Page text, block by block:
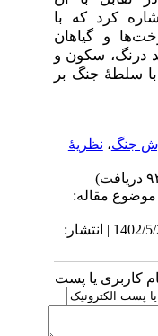
کرد که با
و گیاهان
درنگ، سکون و
سلطۀ جنگ بر
جنگ،نظریۀ
مقاله:
دریافت: 1401/8/26 | پذیرش: 1402/5/22 | انتشار:
کاربری یا پست